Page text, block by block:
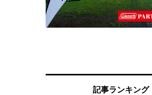
記事ランキング